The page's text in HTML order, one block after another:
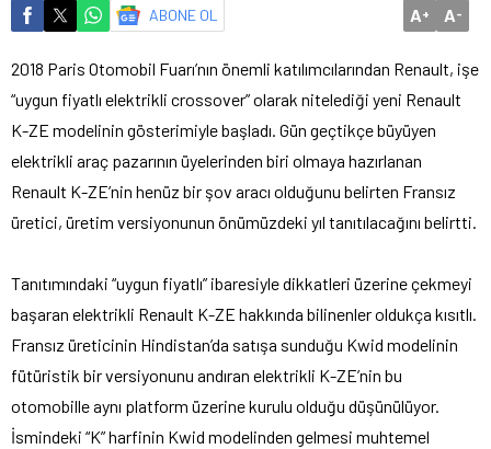
ABONE OL A+ A-
2018 Paris Otomobil Fuarı’nın önemli katılımcılarından Renault, işe
“uygun fiyatlı elektrikli crossover” olarak nitelediği yeni Renault
K-ZE modelinin gösterimiyle başladı. Gün geçtikçe büyüyen
elektrikli araç pazarının üyelerinden biri olmaya hazırlanan
Renault K-ZE’nin henüz bir şov aracı olduğunu belirten Fransız
üretici, üretim versiyonunun önümüzdeki yıl tanıtılacağını belirtti.
Tanıtımındaki “uygun fiyatlı” ibaresiyle dikkatleri üzerine çekmeyi
başaran elektrikli Renault K-ZE hakkında bilinenler oldukça kısıtlı.
Fransız üreticinin Hindistan’da satışa sunduğu Kwid modelinin
fütüristik bir versiyonunu andıran elektrikli K-ZE’nin bu
otomobille aynı platform üzerine kurulu olduğu düşünülüyor.
İsmindeki “K” harfinin Kwid modelinden gelmesi muhtemel